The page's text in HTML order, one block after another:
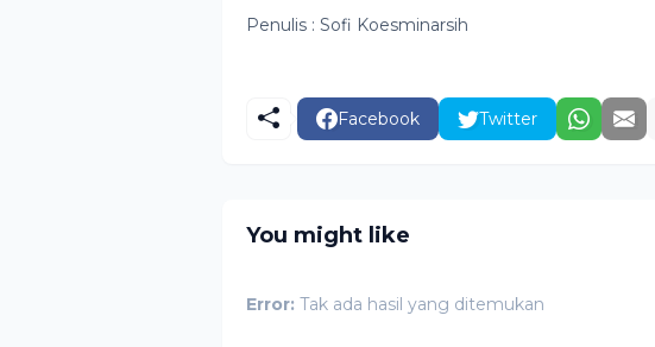
Penulis : Sofi Koesminarsih
Facebook Twitter
You might like
Error: Tak ada hasil yang ditemukan